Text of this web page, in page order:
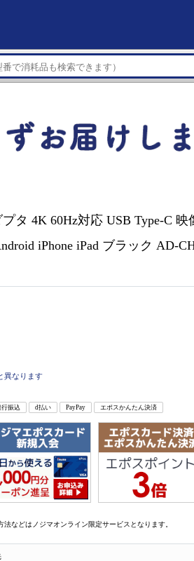
タ 4K 60Hz対応 USB Type-C 映
iPhone iPad ブラック AD-
異なります
行振込 d払い PayPay エポスかんたん決済
などはノジマオンライン限定サービスとなります。